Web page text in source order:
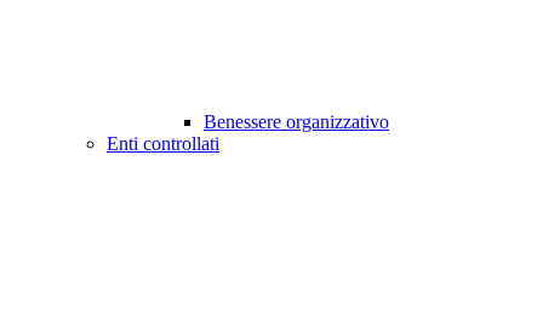
Benessere organizzativo
Enti controllati